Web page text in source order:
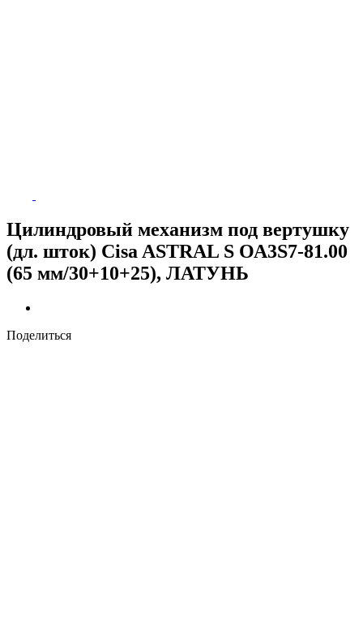
Цилиндровый механизм под вертушку
(дл. шток) Cisa ASTRAL S ОА3S7-81.00
(65 мм/30+10+25), ЛАТУНЬ
Поделиться